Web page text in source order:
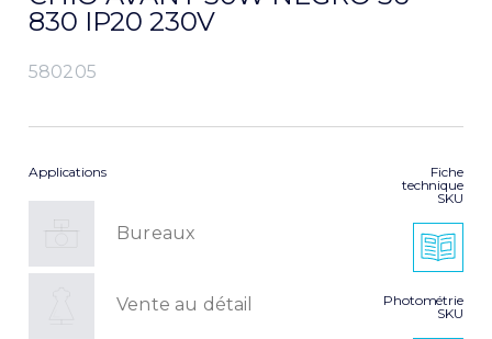
830 IP20 230V
580205
Applications
Bureaux
Vente au détail
Fiche
technique
SKU
Photométrie
SKU